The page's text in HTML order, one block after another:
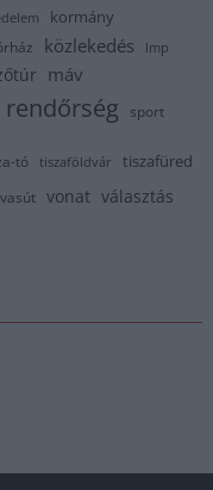
kormány
közlekedés lmp
máv
rendőrség sport
tó tiszaföldvár tiszafüred
vasút vonat választás